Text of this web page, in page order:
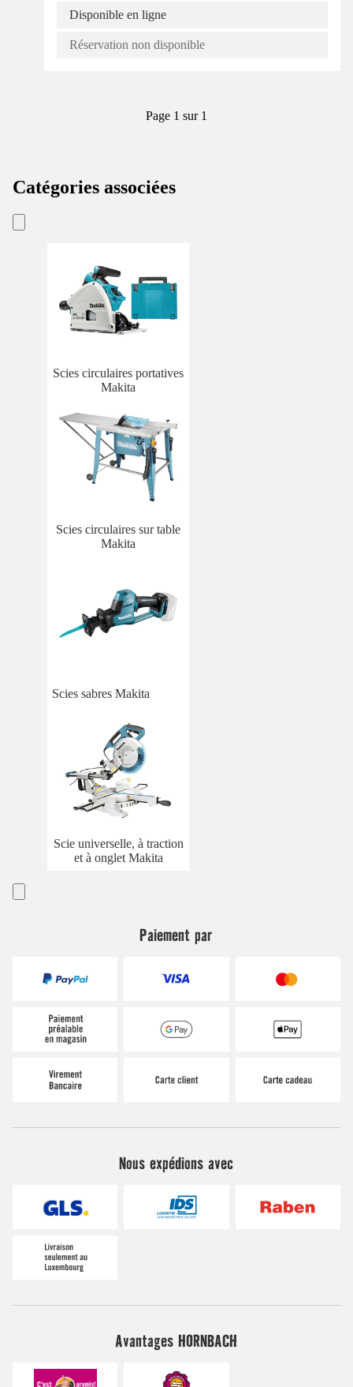
Disponible en ligne
Réservation non disponible
Page 1 sur 1
Catégories associées
Scies circulaires portatives
Makita
Scies circulaires sur table
Makita
Scies sabres Makita
Scie universelle, à traction
et à onglet Makita
Paiement par
Nous expédions avec
Avantages HORNBACH